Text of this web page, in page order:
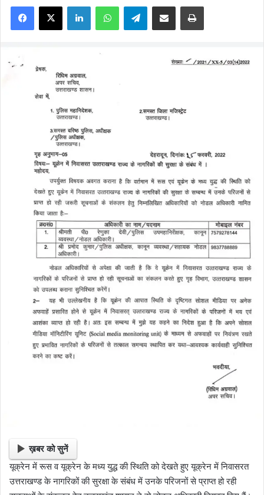
email
Facebook
X LinkedInWhatsAppTelegramShare via Email Print
ख़बर को सुनें
यूक्रेन में रूस व यूक्रेन के मध्य युद्ध की स्थिति को देखते हुए यूक्रेन में निवासरत
उत्तराखण्ड के नागरिकों की सुरक्षा के संबंध में उनके परिजनों से प्राप्त हो रही